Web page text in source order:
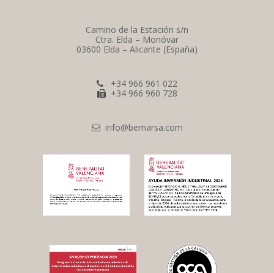
Camino de la Estación s/n
Ctra. Elda – Monóvar
03600 Elda – Alicante (España)
+34 966 961 022
+34 966 960 728
info@bemarsa.com